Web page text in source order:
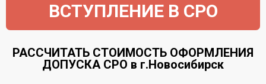
ВСТУПЛЕНИЕ В СРО
РАССЧИТАТЬ СТОИМОСТЬ ОФОРМЛЕНИЯ
ДОПУСКА СРО в г.Новосибирск